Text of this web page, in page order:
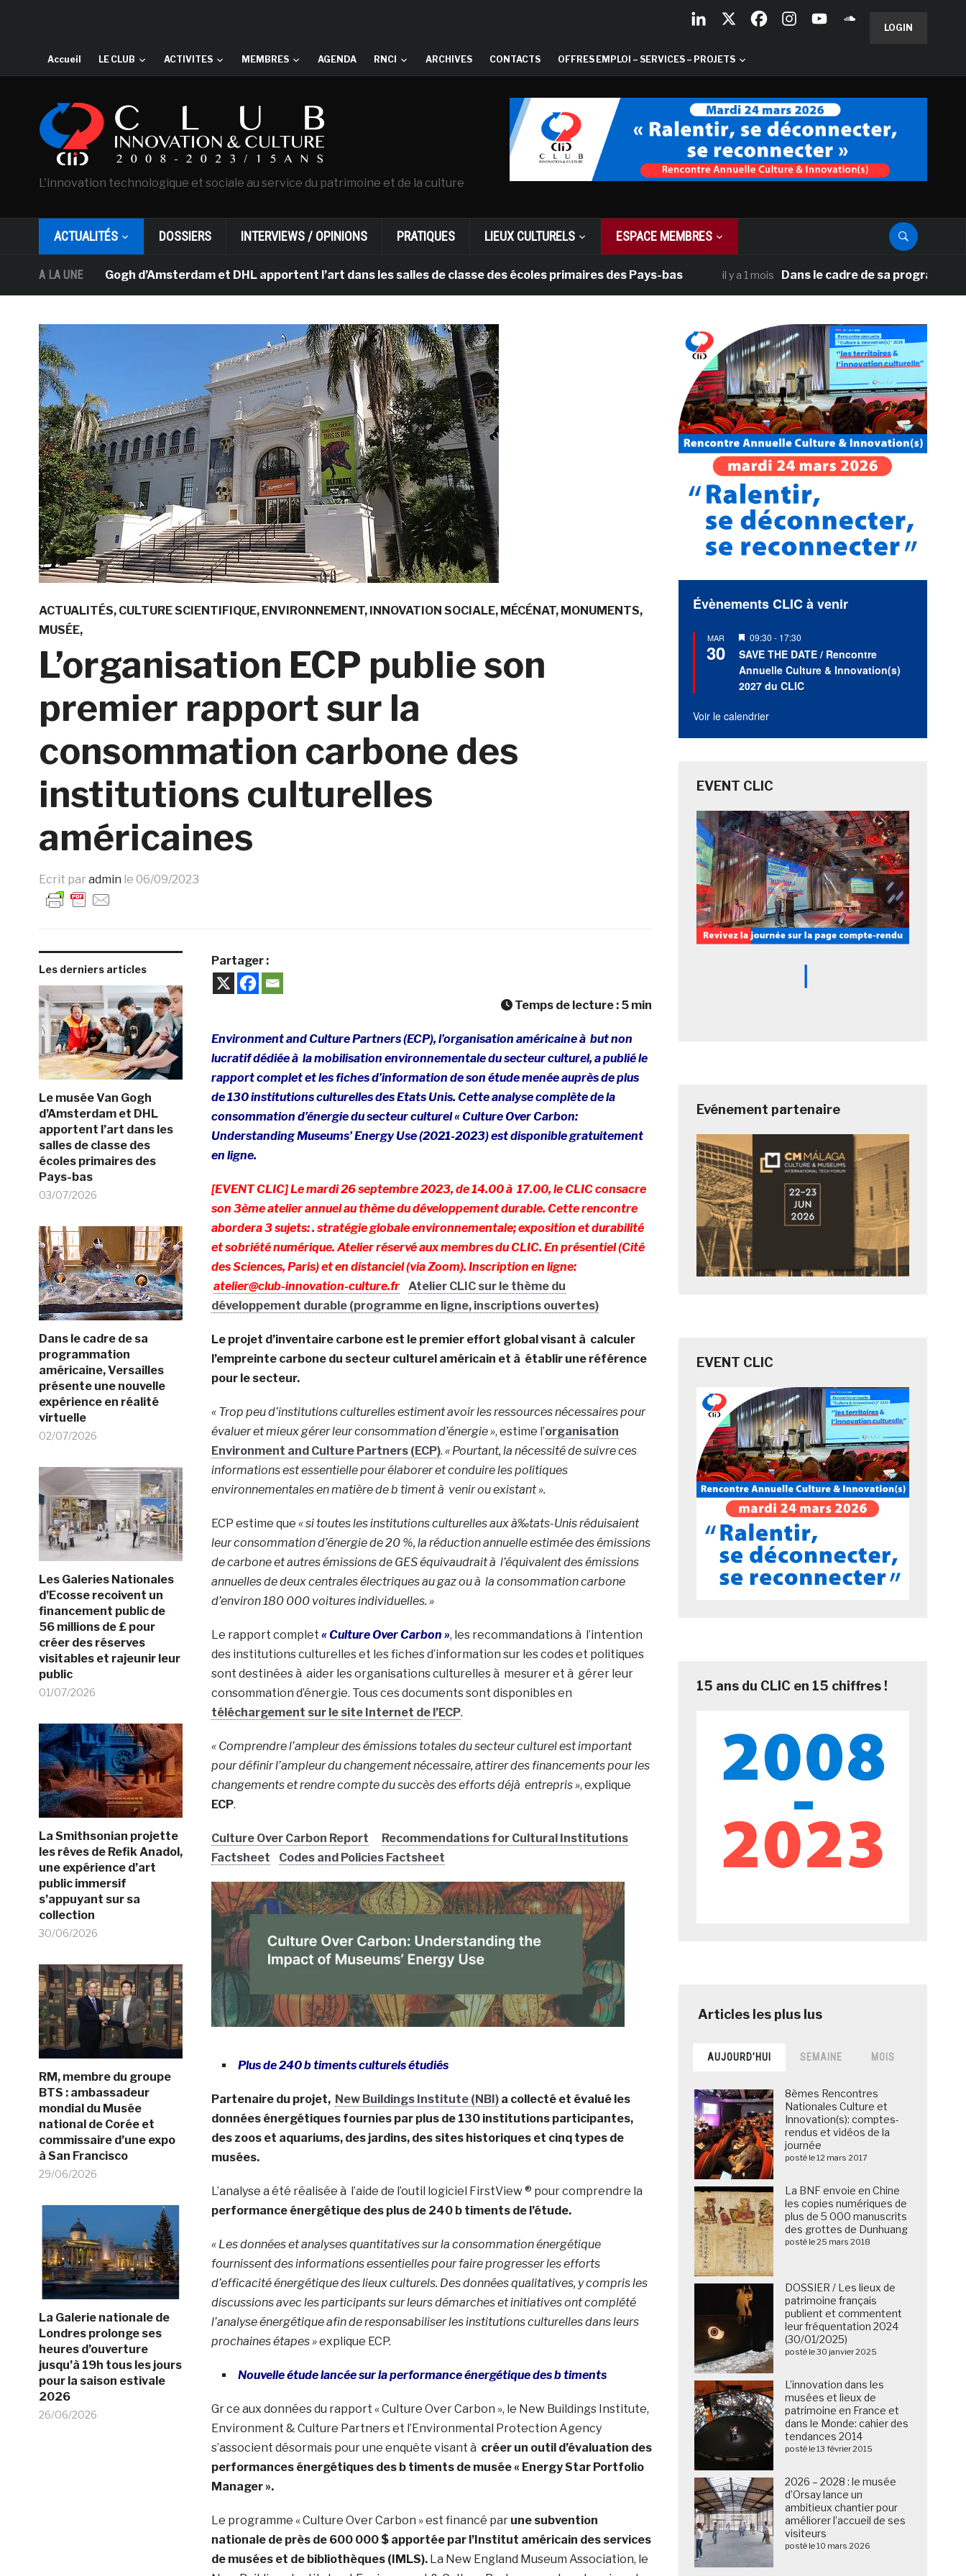
LOGIN
Accueil LE CLUB ACTIVITES MEMBRES AGENDA RNCI ARCHIVES CONTACTS OFFRES EMPLOI – SERVICES – PROJETS
L'innovation technologique et sociale au service du patrimoine et de la culture
ACTUALITÉS DOSSIERS INTERVIEWS / OPINIONS PRATIQUES LIEUX CULTURELS ESPACE MEMBRES
A LA UNE
Van Gogh d’Amsterdam et DHL apportent l’art dans les salles de classe des écoles primaires des Pays-bas il y a 1 mois Dans le cadre de sa programmation
ACTUALITÉS CULTURE SCIENTIFIQUE ENVIRONNEMENT INNOVATION SOCIALE MÉCÉNAT MONUMENTS
MUSÉE
L’organisation ECP publie son
premier rapport sur la
consommation carbone des
institutions culturelles
américaines
Ecrit par admin le 06/09/2023
Les derniers articles
Le musée Van Gogh
d’Amsterdam et DHL
apportent l’art dans les
salles de classe des
écoles primaires des
Pays-bas
03/07/2026
Dans le cadre de sa
programmation
américaine, Versailles
présente une nouvelle
expérience en réalité
virtuelle
02/07/2026
Les Galeries Nationales
d’Ecosse recoivent un
financement public de
56 millions de £ pour
créer des réserves
visitables et rajeunir leur
public
01/07/2026
La Smithsonian projette
les rêves de Refik Anadol,
une expérience d’art
public immersif
s’appuyant sur sa
collection
30/06/2026
RM, membre du groupe
BTS : ambassadeur
mondial du Musée
national de Corée et
commissaire d’une expo
à San Francisco
29/06/2026
La Galerie nationale de
Londres prolonge ses
heures d’ouverture
jusqu’à 19h tous les jours
pour la saison estivale
2026
26/06/2026
Partager :
Temps de lecture : 5 min
Environment and Culture Partners (ECP), l’organisation américaine à but non
lucratif dédiée à la mobilisation environnementale du secteur culturel, a publié le
rapport complet et les fiches d’information de son étude menée auprès de plus
de 130 institutions culturelles des Etats Unis. Cette analyse complète de la
consommation d’énergie du secteur culturel « Culture Over Carbon:
Understanding Museums’ Energy Use (2021-2023) est disponible gratuitement
en ligne.
[EVENT CLIC] Le mardi 26 septembre 2023, de 14.00 à 17.00, le CLIC consacre
son 3ème atelier annuel au thème du développement durable. Cette rencontre
abordera 3 sujets: . stratégie globale environnementale; exposition et durabilité
et sobriété numérique. Atelier réservé aux membres du CLIC. En présentiel (Cité
des Sciences, Paris) et en distanciel (via Zoom). Inscription en ligne:
atelier@club-innovation-culture.fr
Atelier CLIC sur le thème du
développement durable (programme en ligne, inscriptions ouvertes)
Le projet d’inventaire carbone est le premier effort global visant à calculer
l’empreinte carbone du secteur culturel américain et à établir une référence
pour le secteur.
« Trop peu d’institutions culturelles estiment avoir les ressources nécessaires pour
évaluer et mieux gérer leur consommation d’énergie », estime l’organisation
Environment and Culture Partners (ECP). « Pourtant, la nécessité de suivre ces
informations est essentielle pour élaborer et conduire les politiques
environnementales en matière de b timent à venir ou existant ».
ECP estime que « si toutes les institutions culturelles aux à‰tats-Unis réduisaient
leur consommation d’énergie de 20 %, la réduction annuelle estimée des émissions
de carbone et autres émissions de GES équivaudrait à l’équivalent des émissions
annuelles de deux centrales électriques au gaz ou à la consommation carbone
d’environ 180 000 voitures individuelles. »
Le rapport complet « Culture Over Carbon », les recommandations à l’intention
des institutions culturelles et les fiches d’information sur les codes et politiques
sont destinées à aider les organisations culturelles à mesurer et à gérer leur
consommation d’énergie. Tous ces documents sont disponibles en
téléchargement sur le site Internet de l’ECP.
« Comprendre l’ampleur des émissions totales du secteur culturel est important
pour définir l’ampleur du changement nécessaire, attirer des financements pour les
changements et rendre compte du succès des efforts déjà entrepris », explique
ECP.
Culture Over Carbon Report
Recommendations for Cultural Institutions
Factsheet
Codes and Policies Factsheet
Plus de 240 b timents culturels étudiés
Partenaire du projet, New Buildings Institute (NBI)a collecté et évalué les
données énergétiques fournies par plus de 130 institutions participantes,
des zoos et aquariums, des jardins, des sites historiques et cinq types de
musées.
L’analyse a été réalisée à l’aide de l’outil logiciel FirstView ® pour comprendre la
performance énergétique des plus de 240 b timents de l’étude.
« Les données et analyses quantitatives sur la consommation énergétique
fournissent des informations essentielles pour faire progresser les efforts
d’efficacité énergétique des lieux culturels. Des données qualitatives, y compris les
discussions avec les participants sur leurs démarches et initiatives ont complété
l’analyse énergétique afin de responsabiliser les institutions culturelles dans leurs
prochaines étapes »explique ECP.
Nouvelle étude lancée sur la performance énergétique des b timents
Gr ce aux données du rapport « Culture Over Carbon », le New Buildings Institute,
Environment & Culture Partners et l’Environmental Protection Agency
s’associent désormais pour une enquête visant à créer un outil d’évaluation des
performances énergétiques des b timents de musée « Energy Star Portfolio
Manager ».
Le programme « Culture Over Carbon » est financé par une subvention
nationale de près de 600 000 $ apportée par l’Institut américain des services
de musées et de bibliothèques (IMLS).La New England Museum Association, le
Évènements CLIC à venir
MAR
30
Mis
en
avant
09:30 - 17:30
SAVE THE DATE / Rencontre
Annuelle Culture & Innovation(s)
2027 du CLIC
Voir le calendrier
EVENT CLIC
Evénement partenaire
EVENT CLIC
15 ans du CLIC en 15 chiffres !
AUJOURD’HUI SEMAINE MOIS
8èmes Rencontres
Nationales Culture et
Innovation(s): comptes-
rendus et vidéos de la
journée
posté le 12 mars 2017
La BNF envoie en Chine
les copies numériques de
plus de 5 000 manuscrits
des grottes de Dunhuang
posté le 25 mars 2018
DOSSIER / Les lieux de
patrimoine français
publient et commentent
leur fréquentation 2024
(30/01/2025)
posté le 30 janvier 2025
L’innovation dans les
musées et lieux de
patrimoine en France et
dans le Monde: cahier des
tendances 2014
posté le 13 février 2015
2026 – 2028 : le musée
d’Orsay lance un
ambitieux chantier pour
améliorer l’accueil de ses
visiteurs
posté le 10 mars 2026